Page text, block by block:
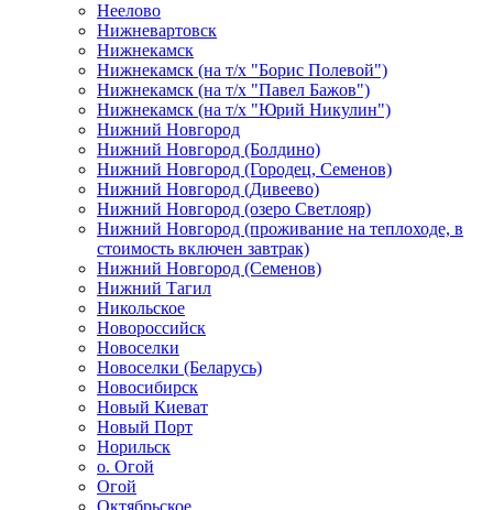
Неелово
Нижневартовск
Нижнекамск
Нижнекамск (на т/х "Борис Полевой")
Нижнекамск (на т/х "Павел Бажов")
Нижнекамск (на т/х "Юрий Никулин")
Нижний Новгород
Нижний Новгород (Болдино)
Нижний Новгород (Городец, Семенов)
Нижний Новгород (Дивеево)
Нижний Новгород (озеро Светлояр)
Нижний Новгород (проживание на теплоходе, в
стоимость включен завтрак)
Нижний Новгород (Семенов)
Нижний Тагил
Никольское
Новороссийск
Новоселки
Новоселки (Беларусь)
Новосибирск
Новый Киеват
Новый Порт
Норильск
о. Огой
Огой
Октябрьское